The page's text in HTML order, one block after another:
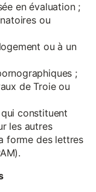
en évaluation ;
ou
ou à un
;
de Troie ou
constituent
les autres
forme des lettres